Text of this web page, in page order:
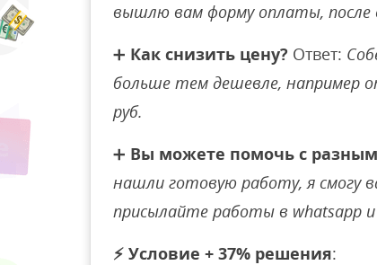
вышлю вам форму оплаты,
➕ Как снизить цену? Ответ:
больше тем дешевле, например
руб.
➕ Вы можете помочь с
нашли готовую работу, я смогу
присылайте работы в whatsapp и
⚡ Условие + 37% решения: